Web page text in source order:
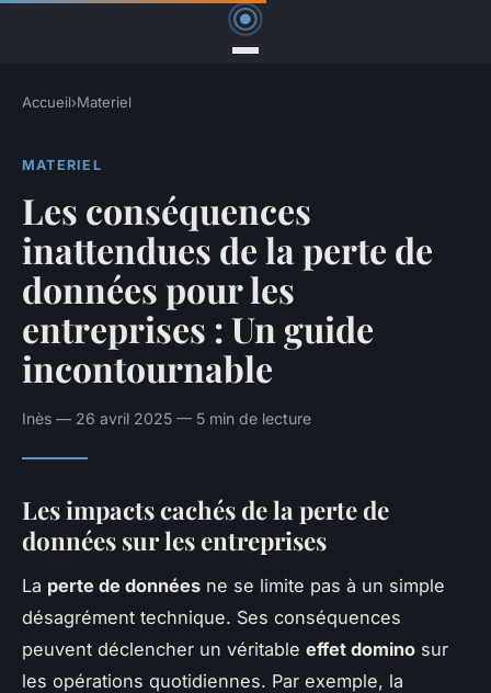
Accueil›Materiel
MATERIEL
Les conséquences
inattendues de la perte de
données pour les
entreprises : Un guide
incontournable
Inès — 26 avril 2025 — 5 min de lecture
Les impacts cachés de la perte de
données sur les entreprises
La perte de données ne se limite pas à un simple
désagrément technique. Ses conséquences
peuvent déclencher un véritable effet domino sur
les opérations quotidiennes. Par exemple, la